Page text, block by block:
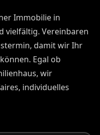
Immobilie in
vielfältig. Vereinbaren
damit wir Ihr
Egal ob
wir
individuelles